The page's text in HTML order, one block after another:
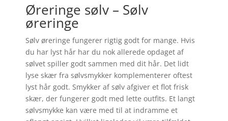
Øreringe sølv – Sølv
øreringe
Sølv øreringe fungerer rigtig godt for mange. Hvis
du har lyst hår har du nok allerede opdaget af
sølvet spiller godt sammen med dit hår. Det lidt
lyse skær fra sølvsmykker komplementerer oftest
lyst hår godt. Smykker af sølv afgiver et flot frisk
skær, der fungerer godt med lette outfits. Et langt
sølvsmykke kan være med til at indramme et